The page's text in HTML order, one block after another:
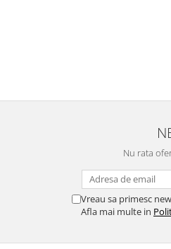
Nu rata
Vreau sa primesc
Afla mai multe in